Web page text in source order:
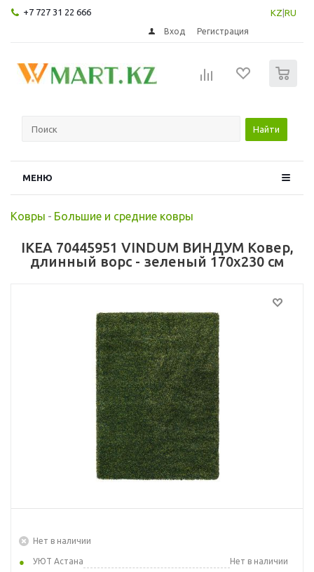
+7 727 31 22 666 KZ RU
Вход Регистрация
Найти
МЕНЮ
Ковры - Большие и средние ковры
IKEA 70445951 VINDUM ВИНДУМ Ковер,
длинный ворс - зеленый 170x230 см
Нет в наличии
УЮТ Астана
Нет в наличии